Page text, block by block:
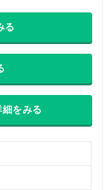
る
をみる